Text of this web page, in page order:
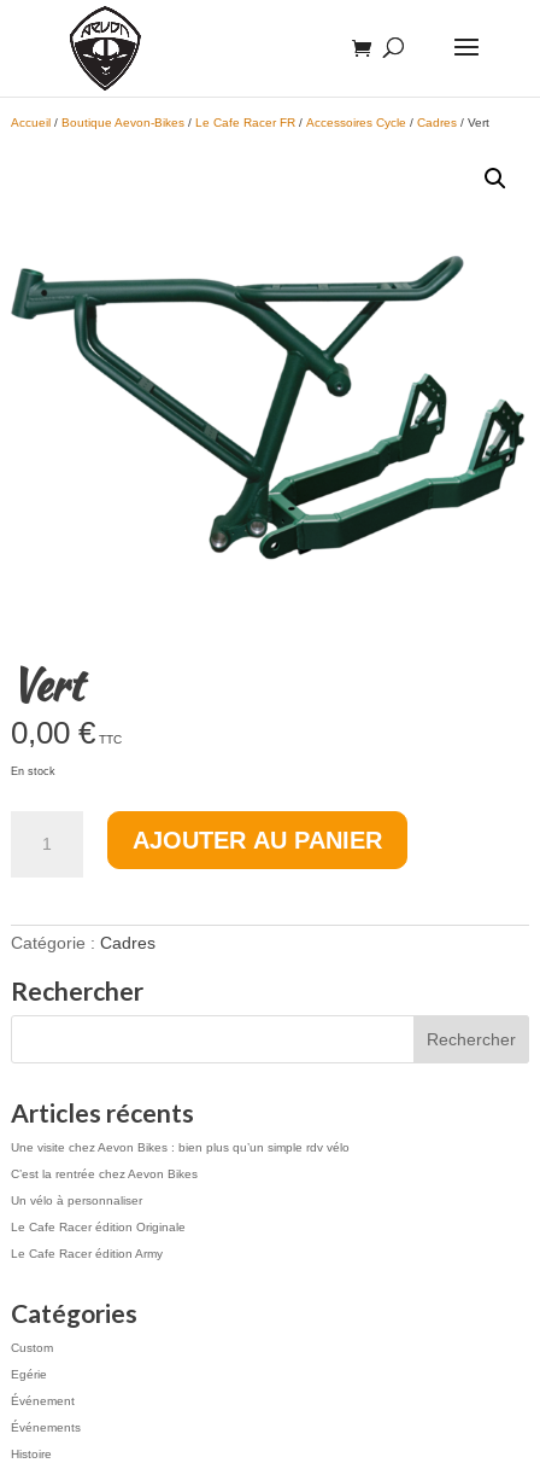
Accueil/ Boutique Aevon-Bikes/ Le Cafe Racer FR/ Accessoires Cycle / Cadres/ Vert
Vert
0,00 € TTC
En stock
AJOUTER AU PANIER
Catégorie : Cadres
Rechercher
Articles récents
Une visite chez Aevon Bikes : bien plus qu’un simple rdv vélo
C’est la rentrée chez Aevon Bikes
Un vélo à personnaliser
Le Cafe Racer édition Originale
Le Cafe Racer édition Army
Catégories
Custom
Egérie
Événement
Événements
Histoire